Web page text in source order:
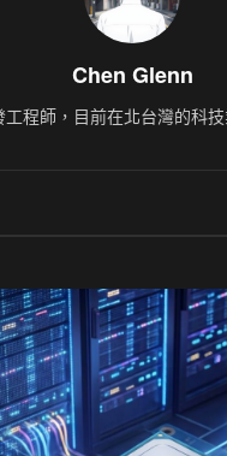
Chen Glenn
工程師，目前在北台灣的科技